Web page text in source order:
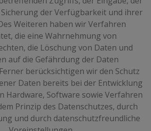
der Verfügbarkeit und ihrer
Weiteren haben wir Verfahren
die eine Wahrnehmung von
die Löschung von Daten und
auf die Gefährdung der Daten
berücksichtigen wir den Schutz
Daten bereits bei der Entwicklung
Hardware, Software sowie Verfahren
Prinzip des Datenschutzes, durch
und durch datenschutzfreundliche